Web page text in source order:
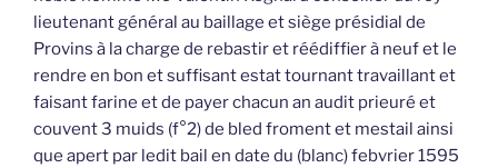
lieutenant général au baillage et siège présidial de
Provins à la charge de rebastir et réédiffier à neuf et le
rendre en bon et suffisant estat tournant travaillant et
faisant farine et de payer chacun an audit prieuré et
couvent 3 muids (f°2) de bled froment et mestail ainsi
que apert par ledit bail en date du (blanc) febvrier 1595